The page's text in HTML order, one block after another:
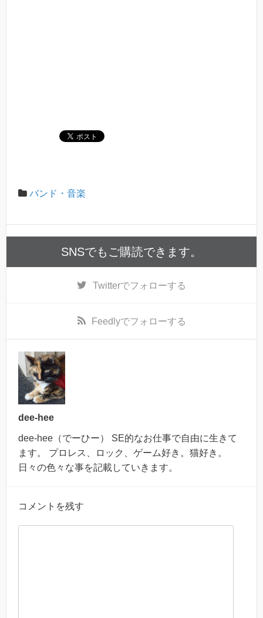
バンド・音楽
SNSでもご購読できます。
Twitterでフォローする
Feedlyでフォローする
dee-hee
dee-hee（でーひー） SE的なお仕事で自由に生きて
ます。 プロレス、ロック、ゲーム好き。猫好き。
日々の色々な事を記載していきます。
コメントを残す